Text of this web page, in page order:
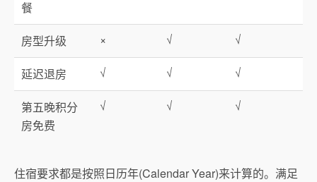
餐
房型升级 × √ √
延迟退房 √ √ √
第五晚积分
房免费
√ √ √
住宿要求都是按照日历年(Calendar Year)来计算的。满足